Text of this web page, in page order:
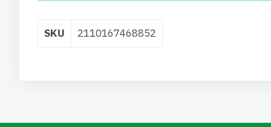
Viac
informácií
SKU 2110167468852